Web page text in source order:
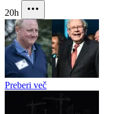
20h
Preberi več